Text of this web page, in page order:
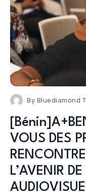
By Bluediamond
VOUS DES
L’AVENIR